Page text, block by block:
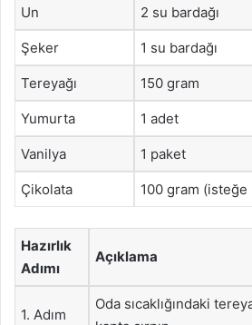
Un 2 su bardağı
Şeker 1 su bardağı
Tereyağı 150 gram
Yumurta 1 adet
Vanilya 1 paket
Çikolata 100 gram (isteğe
Hazırlık
Adımı
Açıklama
1. Adım
Oda sıcaklığındaki